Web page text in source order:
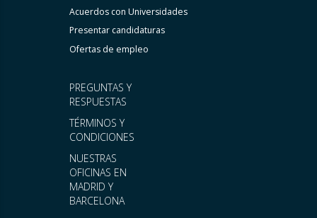
PREGUNTAS Y
RESPUESTAS
TÉRMINOS Y
CONDICIONES
NUESTRAS
OFICINAS EN
MADRID Y
BARCELONA
Acuerdos con Universidades
Presentar candidaturas
Ofertas de empleo